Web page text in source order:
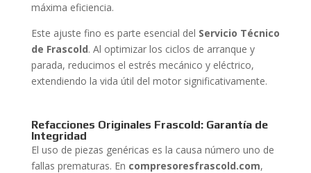
máxima eficiencia.
Este ajuste fino es parte esencial del Servicio Técnico
de Frascold. Al optimizar los ciclos de arranque y
parada, reducimos el estrés mecánico y eléctrico,
extendiendo la vida útil del motor significativamente.
Refacciones Originales Frascold: Garantía de
Integridad
El uso de piezas genéricas es la causa número uno de
fallas prematuras. En compresoresfrascold.com,